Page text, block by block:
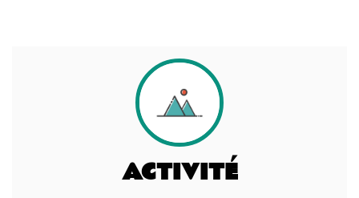
ACTIVITÉ